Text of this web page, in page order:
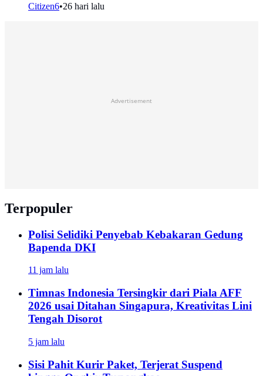
Citizen6•26 hari lalu
Advertisement
Terpopuler
Polisi Selidiki Penyebab Kebakaran Gedung
Bapenda DKI
11 jam lalu
Timnas Indonesia Tersingkir dari Piala AFF
2026 usai Ditahan Singapura, Kreativitas Lini
Tengah Disorot
5 jam lalu
Sisi Pahit Kurir Paket, Terjerat Suspend